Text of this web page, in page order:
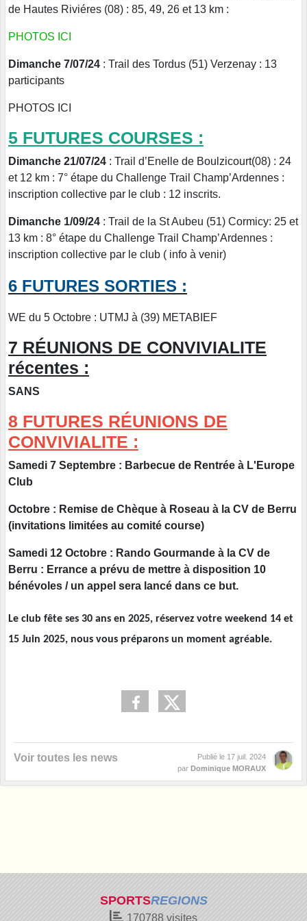
de Hautes Riviéres (08) : 85, 49, 26 et 13 km :
PHOTOS ICI
Dimanche 7/07/24 : Trail des Tordus (51) Verzenay : 13
participants
PHOTOS ICI
5 FUTURES COURSES :
Dimanche 21/07/24 : Trail d’Enelle de Boulzicourt(08) : 24
et 12 km : 7° étape du Challenge Trail Champ’Ardennes :
inscription collective par le club : 12 inscrits.
Dimanche 1/09/24 : Trail de la St Aubeu (51) Cormicy: 25 et
13 km : 8° étape du Challenge Trail Champ’Ardennes :
inscription collective par le club ( info à venir)
6 FUTURES SORTIES :
WE du 5 Octobre : UTMJ à (39) METABIEF
7 RÉUNIONS DE CONVIVIALITE
récentes :
SANS
8 FUTURES RÉUNIONS DE
CONVIVIALITE :
Samedi 7 Septembre : Barbecue de Rentrée à L'Europe
Club
Octobre : Remise de Chèque à Roseau à la CV de Berru
(invitations limitées au comité course)
Samedi 12 Octobre : Rando Gourmande à la CV de
Berru : Errance a prévu de mettre à disposition 10
bénévoles / un appel sera lancé dans ce but.
Le club fête ses 30 ans en 2025, réservez votre weekend 14 et
15 Juin 2025, nous vous préparons un moment agréable.
Voir toutes les news Publié le 17 juil. 2024
par Dominique MORAUX
SPORTSREGIONS
170788 visites